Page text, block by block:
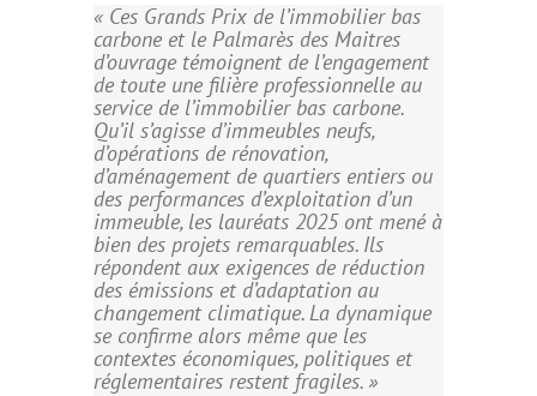
« Ces Grands Prix de l’immobilier bas
carbone et le Palmarès des Maitres
d’ouvrage témoignent de l’engagement
de toute une filière professionnelle au
service de l’immobilier bas carbone.
Qu’il s’agisse d’immeubles neufs,
d’opérations de rénovation,
d’aménagement de quartiers entiers ou
des performances d’exploitation d’un
immeuble, les lauréats 2025 ont mené à
bien des projets remarquables. Ils
répondent aux exigences de réduction
des émissions et d’adaptation au
changement climatique. La dynamique
se confirme alors même que les
contextes économiques, politiques et
réglementaires restent fragiles. »